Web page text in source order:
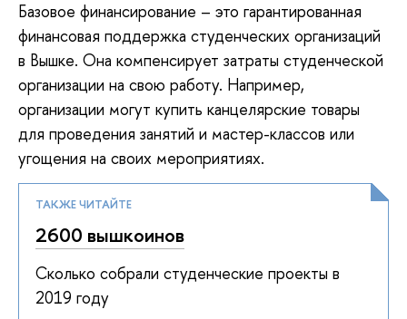
Базовое финансирование – это гарантированная
финансовая поддержка студенческих организаций
в Вышке. Она компенсирует затраты студенческой
организации на свою работу. Например,
организации могут купить канцелярские товары
для проведения занятий и мастер-классов или
угощения на своих мероприятиях.
ТАКЖЕ ЧИТАЙТЕ
2600 вышкоинов
Сколько собрали студенческие проекты в
2019 году